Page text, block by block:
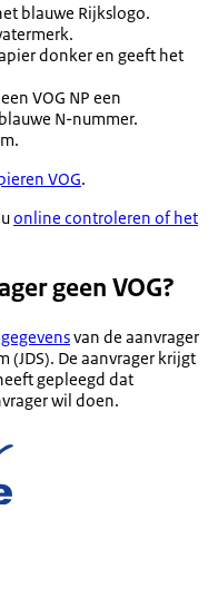
blauwe Rijkslogo.
donker en geeft het
VOG NP een
N-nummer.
VOG.
online controleren of het
geen VOG?
van de aanvrager
(JDS). De aanvrager krijgt
gepleegd dat
wil doen.